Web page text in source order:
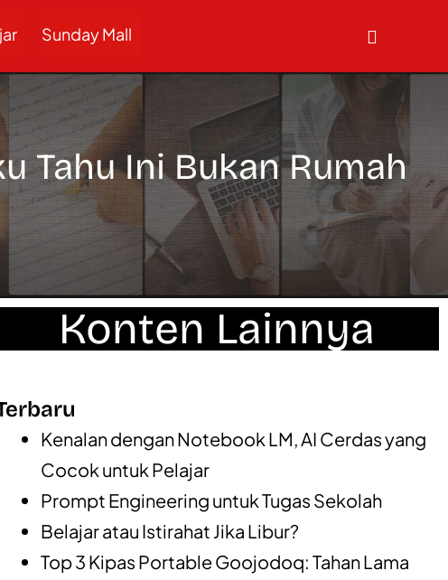
Sunday Mall
Tahu Ini Bukan Rumah
Konten Lainnya
Kenalan dengan Notebook LM, AI Cerdas yang
Cocok untuk Pelajar
Prompt Engineering untuk Tugas Sekolah
Belajar atau Istirahat Jika Libur?
Top 3 Kipas Portable Goojodoq: Tahan Lama